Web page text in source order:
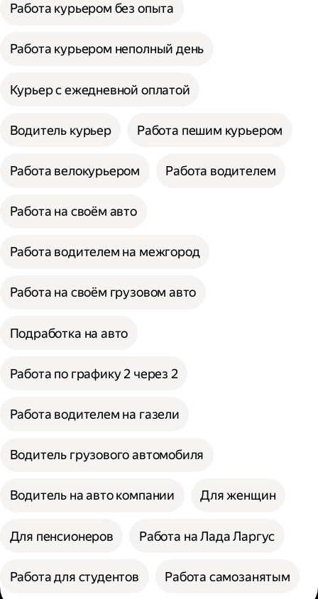
Работа курьером без опыта
Работа курьером неполный день
Курьер с ежедневной оплатой
Водитель курьер Работа пешим курьером
Работа велокурьером Работа водителем
Работа на своём авто
Работа водителем на межгород
Работа на своём грузовом авто
Подработка на авто
Работа по графику 2 через 2
Работа водителем на газели
Водитель грузового автомобиля
Водитель на авто компании Для женщин
Для пенсионеров Работа на Лада Ларгус
Работа для студентов Работа самозанятым